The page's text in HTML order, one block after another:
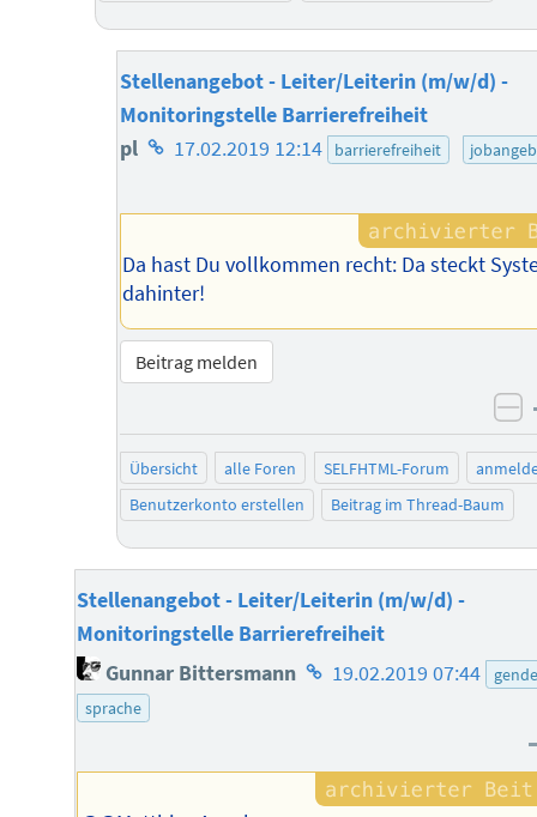
Stellenangebot - Leiter/Leiterin (m/w/d) -
Monitoringstelle Barrierefreiheit
pl Homepage
Autors
17.02.2019 12:14 barrierefreiheit
Da hast Du vollkommen recht: Da steckt
dahinter!
Beitrag melden
Übersicht alle Foren SELFHTML-Forum
Benutzerkonto erstellen
Beitrag im Thread-Baum
Stellenangebot - Leiter/Leiterin (m/w/d) -
Monitoringstelle Barrierefreiheit
Gunnar Bittersmann Homepage
19.02.2019 07:44
sprache